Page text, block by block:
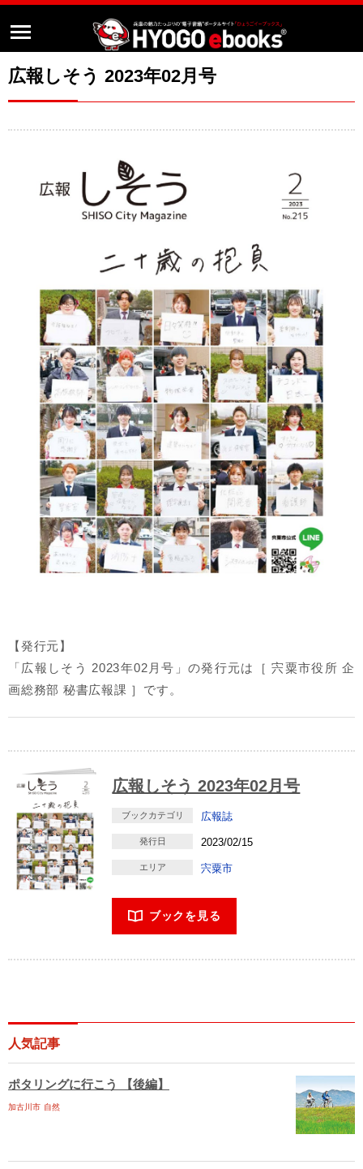
広報しそう 2023年02月号
【発行元】
「広報しそう 2023年02月号」の発行元は［ 宍粟市役所 企
画総務部 秘書広報課 ］です。
広報しそう 2023年02月号
ブックカテゴリ 広報誌
発行日 2023/02/15
エリア 宍粟市
ブックを見る
人気記事
ポタリングに行こう 【後編】
加古川市 自然